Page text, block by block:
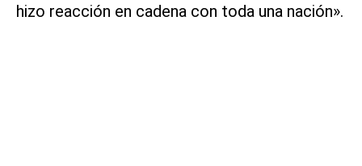
hizo reacción en cadena con toda una nación».